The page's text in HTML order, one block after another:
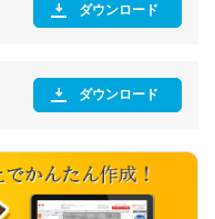
ダウンロード
ダウンロード